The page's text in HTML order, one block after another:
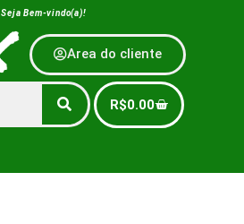
Seja Bem-vindo(a)!
Area do cliente
R$0.00